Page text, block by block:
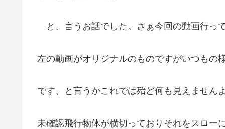
と、言うお話でした。さぁ今回の動画行っ
左の動画がオリジナルのものですがいつもの
です、と言うかこれでは殆ど何も見えません
未確認飛行物体が横切っておりそれをスロー